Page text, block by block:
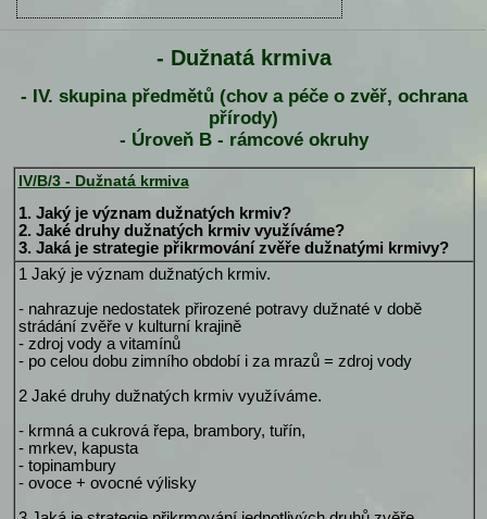
- Dužnatá krmiva
- IV. skupina předmětů (chov a péče o zvěř, ochrana
přírody)
- Úroveň B - rámcové okruhy
IV/B/3 - Dužnatá krmiva
1. Jaký je význam dužnatých krmiv?
2. Jaké druhy dužnatých krmiv využíváme?
3. Jaká je strategie přikrmování zvěře dužnatými krmivy?
1 Jaký je význam dužnatých krmiv.
- nahrazuje nedostatek přirozené potravy dužnaté v době
strádání zvěře v kulturní krajině
- zdroj vody a vitamínů
- po celou dobu zimního období i za mrazů = zdroj vody
2 Jaké druhy dužnatých krmiv využíváme.
- krmná a cukrová řepa, brambory, tuřín,
- mrkev, kapusta
- topinambury
- ovoce + ovocné výlisky